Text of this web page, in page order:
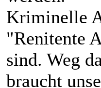
Kriminelle
"Renitente
sind. Weg
braucht